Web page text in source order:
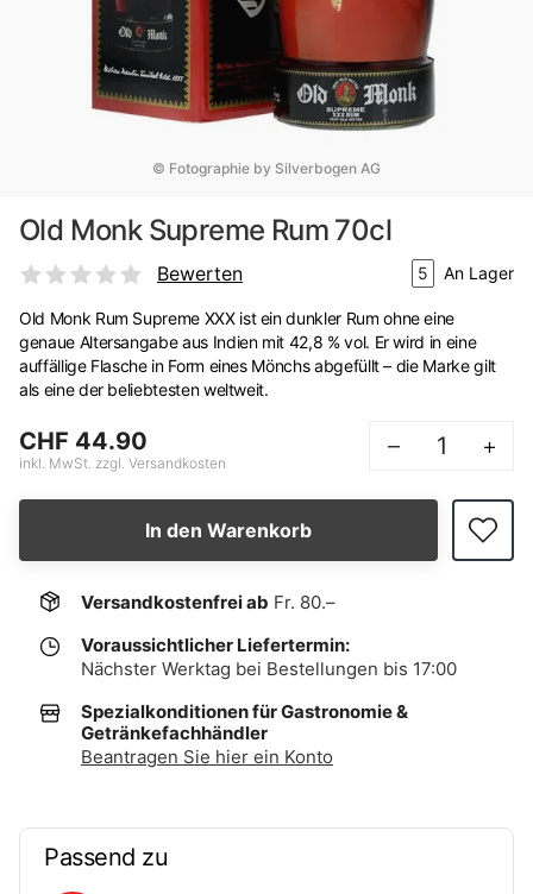
© Fotographie by Silverbogen AG
Old Monk Supreme Rum 70cl
Bewerten 5 An Lager
Old Monk Rum Supreme XXX ist ein dunkler Rum ohne eine
genaue Altersangabe aus Indien mit 42,8 % vol. Er wird in eine
auffällige Flasche in Form eines Mönchs abgefüllt – die Marke gilt
als eine der beliebtesten weltweit.
CHF 44.90
inkl. MwSt. zzgl. Versandkosten
– +
In den Warenkorb
Versandkostenfrei ab Fr. 80.–
Voraussichtlicher Liefertermin:
Nächster Werktag bei Bestellungen bis 17:00
Spezialkonditionen für Gastronomie &
Getränkefachhändler
Beantragen Sie hier ein Konto
Passend zu